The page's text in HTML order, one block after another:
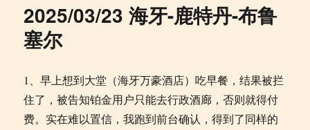
2025/03/23 海牙-鹿特丹-布鲁
塞尔
1、早上想到大堂（海牙万豪酒店）吃早餐，结果被拦
住了，被告知铂金用户只能去行政酒廊，否则就得付
费。实在难以置信，我跑到前台确认，得到了同样的